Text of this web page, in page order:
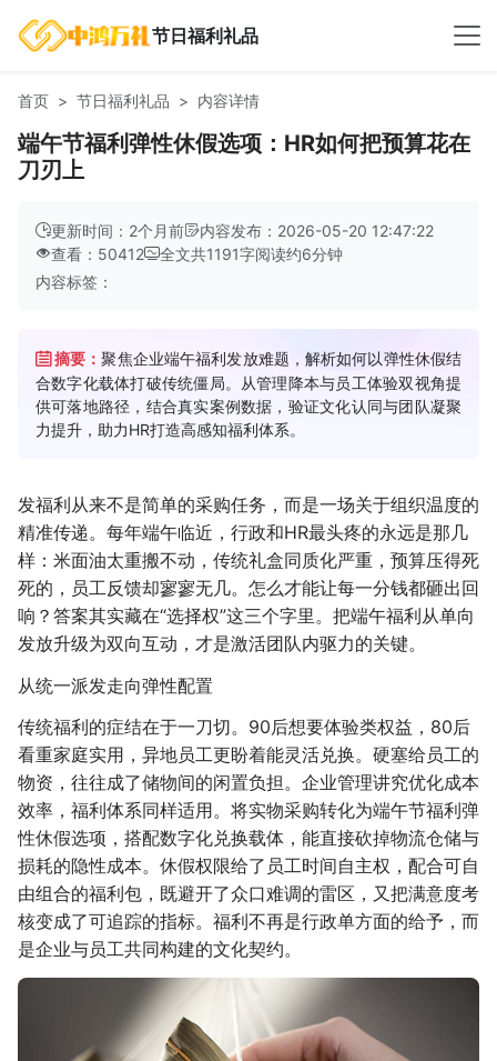
节日福利礼品
首页 节日福利礼品 内容详情
端午节福利弹性休假选项：HR如何把预算花在
刀刃上
更新时间：2个月前
内容发布：2026-05-20 12:47:22
查看：50412
全文共1191字阅读约6分钟
内容标签：
摘要：聚焦企业端午福利发放难题，解析如何以弹性休假结
合数字化载体打破传统僵局。从管理降本与员工体验双视角提
供可落地路径，结合真实案例数据，验证文化认同与团队凝聚
力提升，助力HR打造高感知福利体系。
发福利从来不是简单的采购任务，而是一场关于组织温度的
精准传递。每年端午临近，行政和HR最头疼的永远是那几
样：米面油太重搬不动，传统礼盒同质化严重，预算压得死
死的，员工反馈却寥寥无几。怎么才能让每一分钱都砸出回
响？答案其实藏在“选择权”这三个字里。把端午福利从单向
发放升级为双向互动，才是激活团队内驱力的关键。
从统一派发走向弹性配置
传统福利的症结在于一刀切。90后想要体验类权益，80后
看重家庭实用，异地员工更盼着能灵活兑换。硬塞给员工的
物资，往往成了储物间的闲置负担。企业管理讲究优化成本
效率，福利体系同样适用。将实物采购转化为端午节福利弹
性休假选项，搭配数字化兑换载体，能直接砍掉物流仓储与
损耗的隐性成本。休假权限给了员工时间自主权，配合可自
由组合的福利包，既避开了众口难调的雷区，又把满意度考
核变成了可追踪的指标。福利不再是行政单方面的给予，而
是企业与员工共同构建的文化契约。